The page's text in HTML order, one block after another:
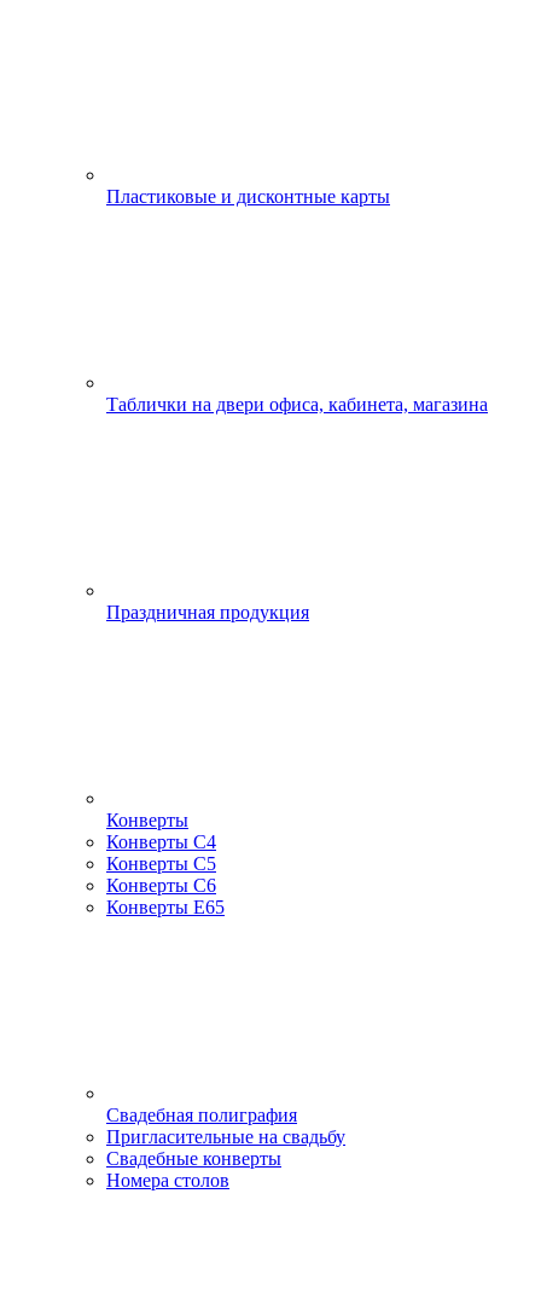
Пластиковые и дисконтные карты
Таблички на двери офиса, кабинета, магазина
Праздничная продукция
Конверты
Конверты С4
Конверты С5
Конверты С6
Конверты Е65
Свадебная полиграфия
Пригласительные на свадьбу
Свадебные конверты
Номера столов